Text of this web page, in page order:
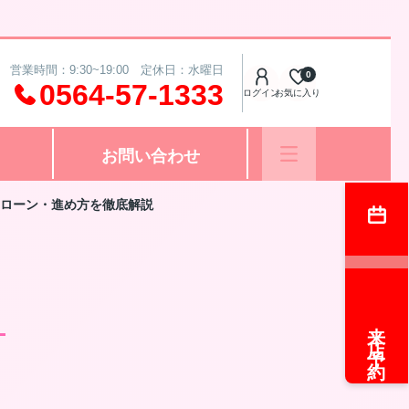
営業時間：9:30~19:00 定休日：水曜日
0564-57-1333 ログインお気に入り
0
お問い合わせ
ーン・進め方を徹底解説
来店予約